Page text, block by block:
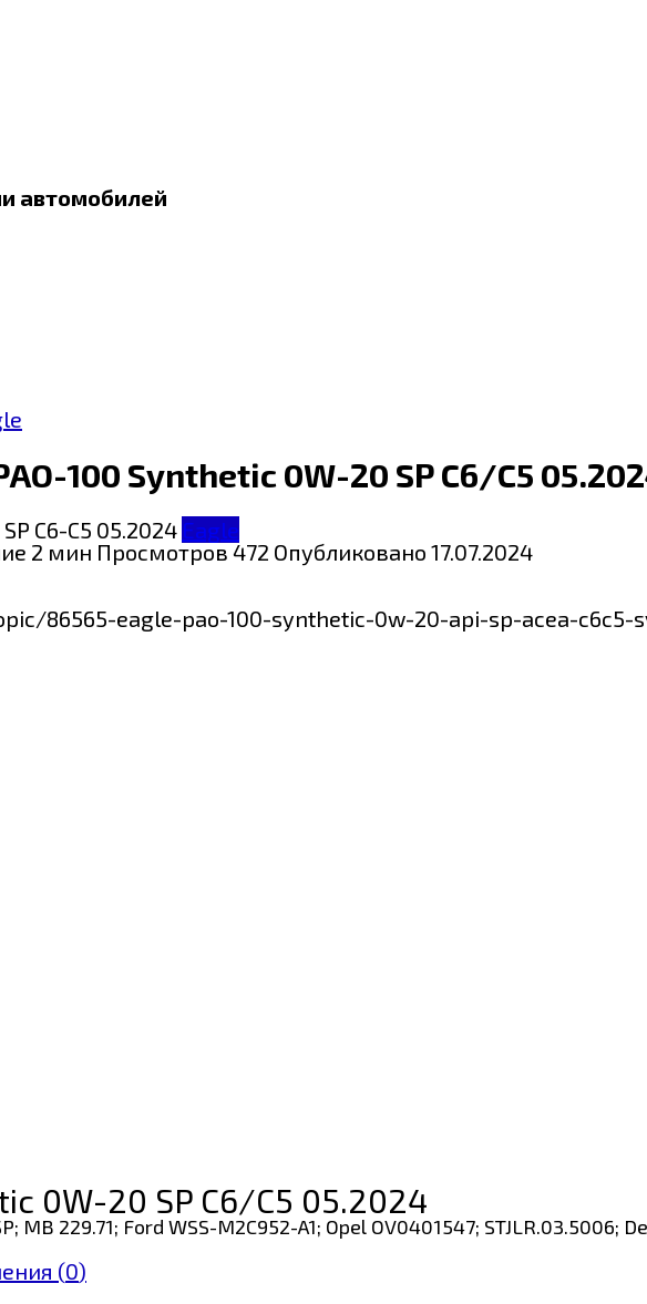
автомобилей
100 Synthetic 0W-20 SP C6/C5
Eagle
2 мин Просмотров472 Опубликовано 17.07.2024
86565-eagle-pao-100-synthetic-0w-20-api-sp-acea-c6c5-
0W-20 SP C6/C5 05.2024
MB 229.71; Ford WSS-M2C952-A1; Opel OV0401547; STJLR.03.5006;
(0)